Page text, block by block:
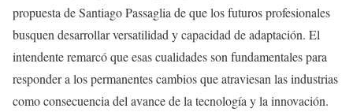
propuesta de Santiago Passaglia de que los futuros profesionales
busquen desarrollar versatilidad y capacidad de adaptación. El
intendente remarcó que esas cualidades son fundamentales para
responder a los permanentes cambios que atraviesan las industrias
como consecuencia del avance de la tecnología y la innovación.